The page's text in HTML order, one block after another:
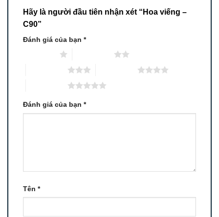
Hãy là người đầu tiên nhận xét “Hoa viếng –
C90”
Đánh giá của bạn *
Đánh giá của bạn *
Tên *